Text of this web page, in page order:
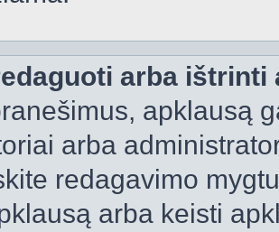
arba ištrinti
apklausą
arba
redagavimo
arba keisti